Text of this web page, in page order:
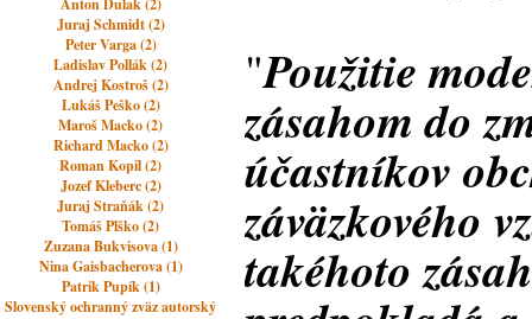
Anton Dulak (2)
Juraj Schmidt (2)
Peter Varga (2)
Ladislav Pollák (2)
Andrej Kostroš (2)
Lukáš Peško (2)
Maroš Macko (2)
Richard Macko (2)
Roman Kopil (2)
Jozef Kleberc (2)
Juraj Straňák (2)
Tomáš Plško (2)
Zuzana Bukvisova (1)
Nina Gaisbacherova (1)
Patrik Pupík (1)
Slovenský ochranný zväz autorský
"Použitie
zásahom do
účastníkov
záväzkového
takéhoto